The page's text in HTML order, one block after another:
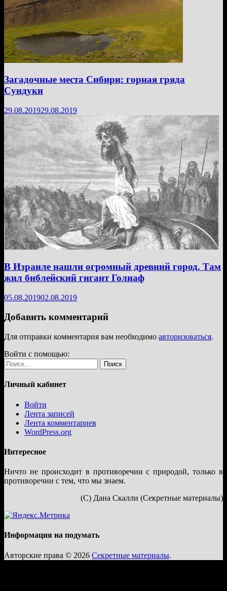
Загадочные места Сибири: горная гряда
Сундуки
29.08.201929.08.2019
В Израиле нашли огромный древний город. Там
жил библейский гигант Голиаф
05.08.201902.08.2019
Добавить комментарий
Для отправки комментария вам необходимо авторизоваться.
Войти с помощью:
Найти:
Личный кабинет
Войти
Лента записей
Лента комментариев
WordPress.org
Интересное
Ничто не происходит в противоречии с природой, только в
противоречии с тем, что мы знаем.
(С) Дана Скалли (Секретные материалы)
Информация на подумать
Авторские права © 2026 Секретные материалы.